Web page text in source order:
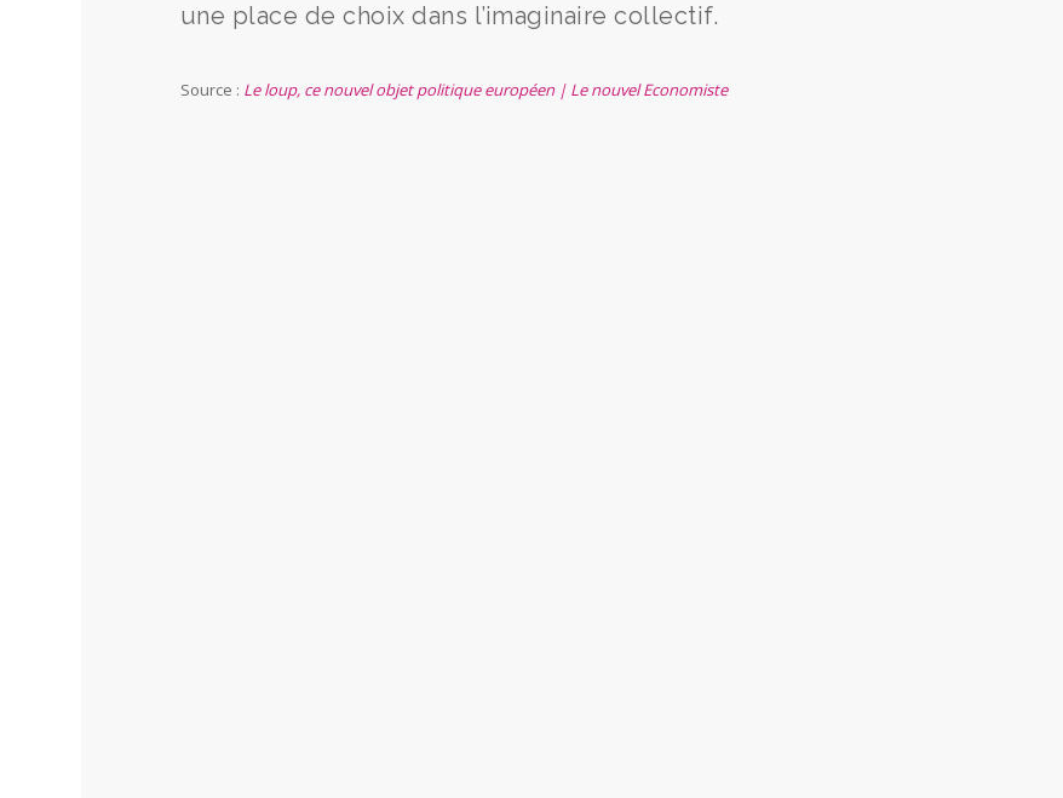
une place de choix dans l’imaginaire collectif.
Source : Le loup, ce nouvel objet politique européen | Le nouvel Economiste